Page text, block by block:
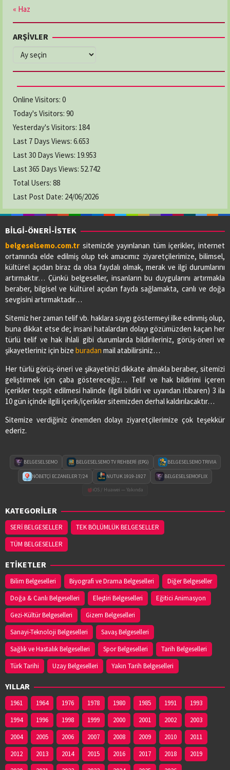
No:205/A İlkadım / Samsun
03622368481
ELMAS ECZANESİ
GAMZE ECZANESİ
Adres:YENİ CAMİ MAH. LİSE CAD. NO:64/A
03626222619
KAVAK ECZANESİ
Adres:19 MAYIS MAH. ADNAN MENDERES CAD.
03627412412
LADİK ELİF ECZANESİ
Adres:BAHŞİ MAH.GAZİ CAD.NO:56/A
03627713091
Adres:YENİ MAH. ÇARŞAMBA CAD. NO:52
03622901605
SAĞLIK ECZANESİ
Adres: CUMHURİYET MAH.1.ZİRAAT SOKAK NO:17/B
03626474078
SEDA ECZANESİ
VURAL ECZANESİ
19 MAYIS MAH. HACI ALİ EKİNCİ BULVARI
03622560360
YASEMİN ECZANESİ
CADDESI NO:14/B
03625443111
YENİ HAVZA ECZANESİ
Adres:İCADİYE MAH. KAZIMPAŞA CAD. NO:48/1
03627141953
YİĞİT ECZANESİ
03628132140
« Haz
ARŞİVLER
ARŞİVLER
Online Visitors: 0
Today's Visitors: 90
Yesterday's Visitors: 184
Last 7 Days Views: 6.653
Last 30 Days Views: 19.953
Last 365 Days Views: 52.742
Total Users: 88
Last Post Date: 24/06/2026
BİLGİ-ÖNERİ-İSTEK
belgeselsemo.com.tr sitemizde yayınlanan tüm içerikler, internet
ortamında elde edilmiş olup tek amacımız ziyaretçilerimize, bilimsel,
kültürel açıdan biraz da olsa faydalı olmak, merak ve ilgi durumlarını
artırmaktır… Çünkü belgeseller, insanların bu duygularını artırmakla
beraber, bilgisel ve kültürel açıdan fayda sağlamakta, canlı ve doğa
sevgisini artırmaktadır…
Sitemiz her zaman telif vb. haklara saygı göstermeyi ilke edinmiş olup,
buna dikkat etse de; insani hatalardan dolayı gözümüzden kaçan her
türlü telif ve hak ihlali gibi durumlarda bildirileriniz, görüş-öneri ve
şikayetleriniz için bize buradan mail atabilirsiniz…
Her türlü görüş-öneri ve şikayetinizi dikkate almakla beraber, sitemizi
geliştirmek için çaba göstereceğiz… Telif ve hak bildirimi içeren
içerikler tespit edilmesi halinde (ilgili bildiri ve uyarıdan itibaren) 3 ila
10 gün içinde ilgili içerik/içerikler sitemizden derhal kaldırılacaktır…
Sitemize verdiğiniz önemden dolayı ziyaretçilerimize çok teşekkür
ederiz.
BELGESELSEMO BELGESELSEMO TV REHBERİ (EPG) BELGESELSEMO TRIVIA
NÖBETÇİ ECZANELER 7/24 NUTUK 1919-1927
BELGESELSEMOFLIX
iOS / Huawei — Yakında
KATEGORİLER
SERİ BELGESELLER
TEK BÖLÜMLÜK BELGESELLER
TÜM BELGESELLER
ETİKETLER
Bilim Belgeselleri Biyografi ve Drama Belgeselleri
Diğer Belgeseller
Doğa & Canlı Belgeselleri
Eleştiri Belgeselleri
Eğitici Animasyon
Gezi-Kültür Belgeselleri
Gizem Belgeselleri
Sanayi-Teknoloji Belgeselleri
Savaş Belgeselleri
Sağlık ve Hastalık Belgeselleri
Spor Belgeselleri
Tarih Belgeselleri
Türk Tarihi
Uzay Belgeselleri Yakın Tarih Belgeselleri
YILLAR
1961 1964 1976 1978 1980 1985 1991
1993
1994
1996 1998 1999 2000 2001 2002
2003
2004
2005 2006 2007 2008 2009 2010
2011
2012
2013 2014 2015 2016 2017 2018
2019